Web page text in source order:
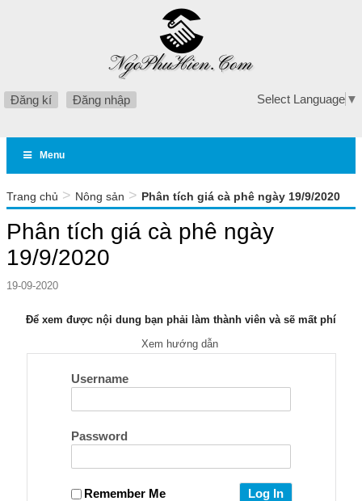
Đăng kí Đăng nhập Select Language ▼
Menu
Trang chủ > Nông sản > Phân tích giá cà phê ngày 19/9/2020
Phân tích giá cà phê ngày
19/9/2020
19-09-2020
Để xem được nội dung bạn phải làm thành viên và sẽ mất phí
Xem hướng dẫn
Username
Password
Remember Me